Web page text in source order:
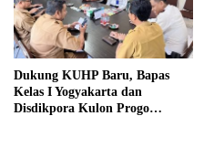
Dukung KUHP Baru, Bapas
Kelas I Yogyakarta dan
Disdikpora Kulon Progo